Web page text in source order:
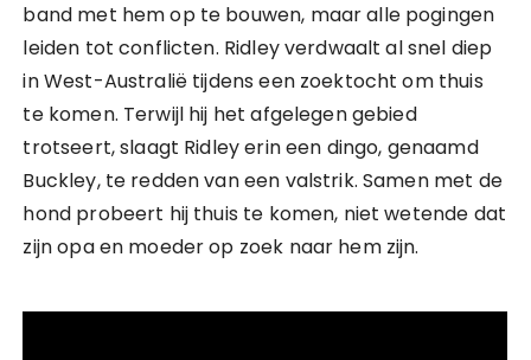
band met hem op te bouwen, maar alle pogingen
leiden tot conflicten. Ridley verdwaalt al snel diep
in West-Australië tijdens een zoektocht om thuis
te komen. Terwijl hij het afgelegen gebied
trotseert, slaagt Ridley erin een dingo, genaamd
Buckley, te redden van een valstrik. Samen met de
hond probeert hij thuis te komen, niet wetende dat
zijn opa en moeder op zoek naar hem zijn.